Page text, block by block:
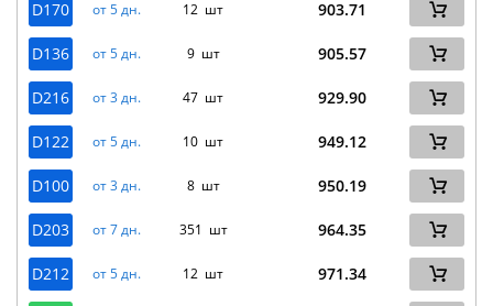
D170 от 5 дн. 12 шт 903.71
D136 от 5 дн. 9 шт 905.57
D216 от 3 дн. 47 шт 929.90
D122 от 5 дн. 10 шт 949.12
D100 от 3 дн. 8 шт 950.19
D203 от 7 дн. 351 шт 964.35
D212 от 5 дн. 12 шт 971.34